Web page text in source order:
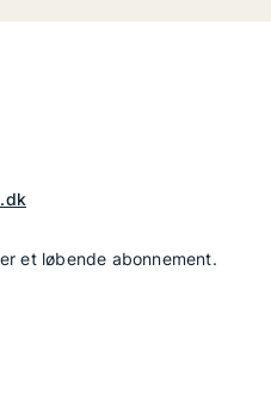
et løbende abonnement.